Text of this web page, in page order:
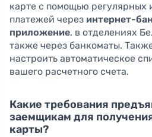
карте с помощью регулярных
платежей через интернет-
приложение, в отделениях
также через банкоматы.
настроить автоматическое
вашего расчетного счета.
Какие требования
заемщикам для
карты?